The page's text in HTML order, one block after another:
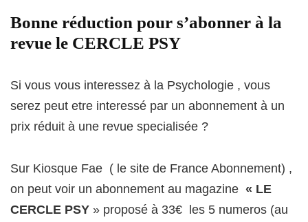
Bonne réduction pour s’abonner à la
revue le CERCLE PSY
Si vous vous interessez à la Psychologie , vous
serez peut etre interessé par un abonnement à un
prix réduit à une revue specialisée ?
Sur Kiosque Fae ( le site de France Abonnement) ,
on peut voir un abonnement au magazine « LE
CERCLE PSY » proposé à 33€ les 5 numeros (au